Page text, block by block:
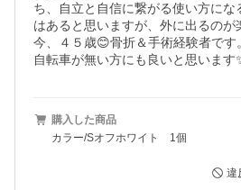
ち、自立と自信に繋がる使い方に
はあると思いますが、外に出るのが
今、４５歳😊骨折＆手術経験者です。
自転車が無い方にも良いと思います
購入した商品
カラー/Sオフホワイト 1個
違